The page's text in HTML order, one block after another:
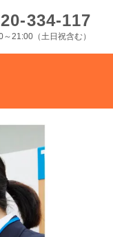
334-117
～21:00（土日祝含む）